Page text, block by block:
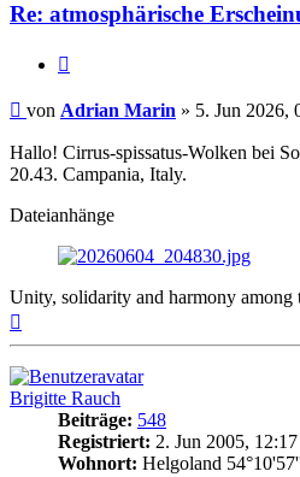
Re: atmosphärische
Beitrag
von Adrian Marin » 5. Jun 2026,
Hallo! Cirrus-spissatus-Wolken bei
20.43. Campania, Italy.
Dateianhänge
Unity, solidarity and harmony among
Brigitte Rauch
Beiträge: 548
Registriert: 2. Jun 2005, 12:17
Wohnort: Helgoland